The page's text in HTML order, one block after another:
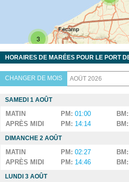
3
HORAIRES DE MARÉES POUR LE PORT
CHANGER DE MOIS
SAMEDI 1 AOÛT
MATIN PM: 01:00 BM:
APRÈS MIDI
PM: 14:14 BM:
DIMANCHE 2 AOÛT
MATIN PM: 02:27 BM:
APRÈS MIDI
PM: 14:46 BM:
LUNDI 3 AOÛT